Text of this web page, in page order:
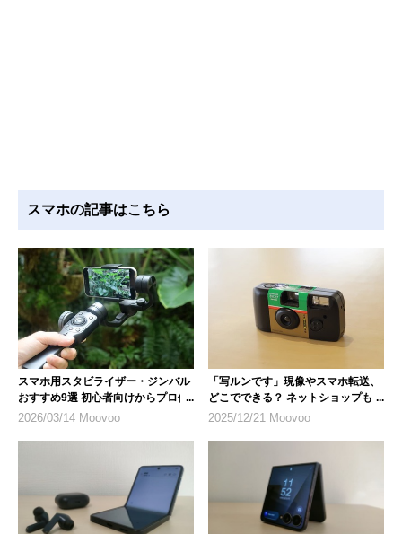
スマホの記事はこちら
スマホ用スタビライザー・ジンバル
おすすめ9選 初心者向けからプロ仕
様まで
2026/03/14 Moovoo
「写ルンです」現像やスマホ転送、
どこでできる？ ネットショップも便
利
2025/12/21 Moovoo